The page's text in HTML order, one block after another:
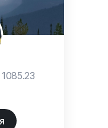
1085.23